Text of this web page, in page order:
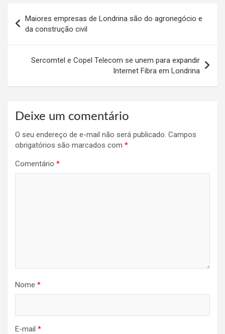
de
Post
Maiores empresas de Londrina são do agronegócio e
da construção civil
Sercomtel e Copel Telecom se unem para expandir
Internet Fibra em Londrina
Deixe um comentário
O seu endereço de e-mail não será publicado. Campos
obrigatórios são marcados com *
Comentário *
Nome *
E-mail *